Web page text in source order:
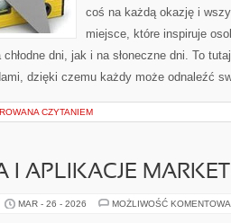
coś na każdą okazję i
miejsce, które inspiruje
dni, jak i na słoneczne dni. To
dzięki czemu każdy może odnaleźć
CZYTANIEM
I APLIKACJE
MAR - 26 - 2026 MOŻLIWOŚĆ